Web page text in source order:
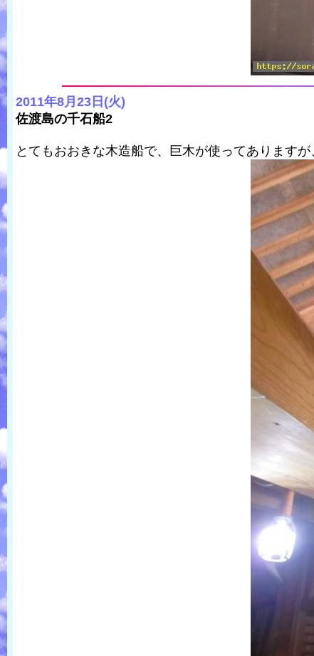
2011年8月23日(火)
佐渡島の千石船2
とてもおおきな木造船で、巨木が使ってあります